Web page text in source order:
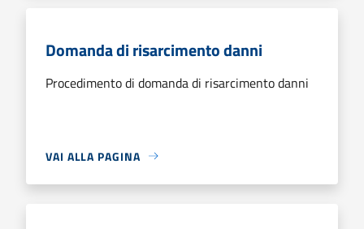
Domanda di risarcimento danni
Procedimento di domanda di risarcimento danni
VAI ALLA PAGINA